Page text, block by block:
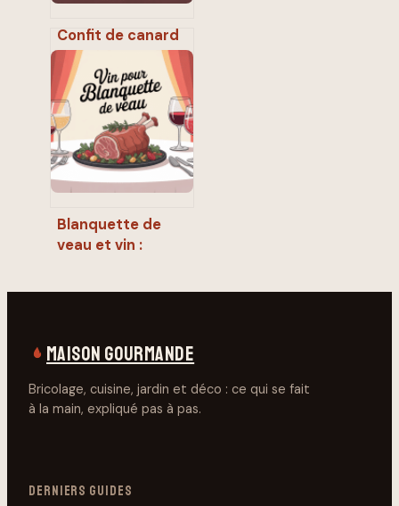
Confit de canard
accompagnement
: idées
gourmandes et
accords parfaits
Blanquette de
veau et vin :
MAISON GOURMANDE
Bricolage, cuisine, jardin et déco : ce qui se fait
à la main, expliqué pas à pas.
DERNIERS GUIDES